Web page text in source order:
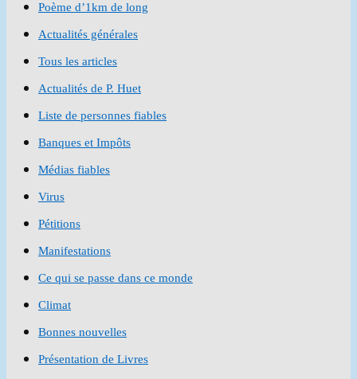
Poème d’1km de long
Actualités générales
Tous les articles
Actualités de P. Huet
Liste de personnes fiables
Banques et Impôts
Médias fiables
Virus
Pétitions
Manifestations
Ce qui se passe dans ce monde
Climat
Bonnes nouvelles
Présentation de Livres